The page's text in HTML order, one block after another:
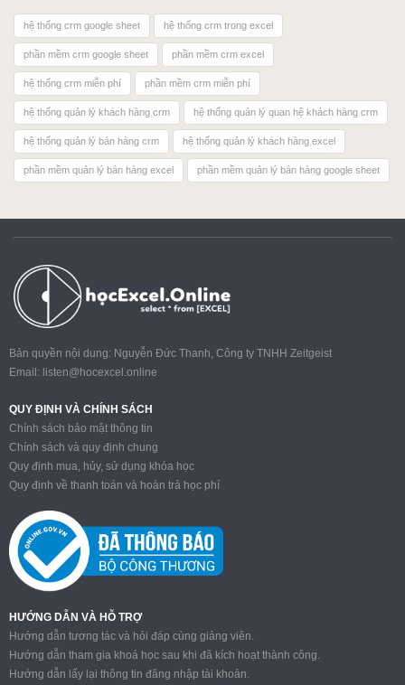
hệ thống crm google sheet hệ thống crm trong excel
phần mềm crm google sheet phần mềm crm excel
hệ thống crm miễn phí phần mềm crm miễn phí
hệ thống quản lý khách hàng crm hệ thống quản lý quan hệ khách hàng crm
hệ thống quản lý bán hàng crm hệ thống quản lý khách hàng excel
phần mềm quản lý bán hàng excel phần mềm quản lý bán hàng google sheet
Bản quyền nội dung: Nguyễn Đức Thanh, Công ty TNHH Zeitgeist
Email: listen@hocexcel.online
QUY ĐỊNH VÀ CHÍNH SÁCH
Chính sách bảo mật thông tin
Chính sách và quy định chung
Quy định mua, hủy, sử dụng khóa học
Quy định về thanh toán và hoàn trả học phí
HƯỚNG DẪN VÀ HỖ TRỢ
Hướng dẫn tương tác và hỏi đáp cùng giảng viên.
Hướng dẫn tham gia khoá học sau khi đã kích hoạt thành công.
Hướng dẫn lấy lại thông tin đăng nhập tài khoản.